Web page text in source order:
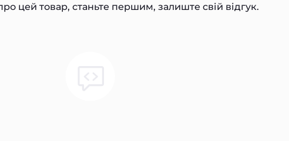
цей товар, станьте першим, залиште свій відгук.